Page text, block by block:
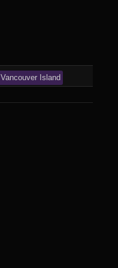
Vancouver Island